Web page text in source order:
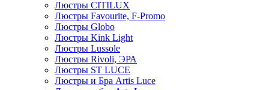
Люстры CITILUX
Люстры Favourite, F-Promo
Люстры Globo
Люстры Kink Light
Люстры Lussole
Люстры Rivoli, ЭРА
Люстры ST LUCE
Люстры и Бра Artis Luce